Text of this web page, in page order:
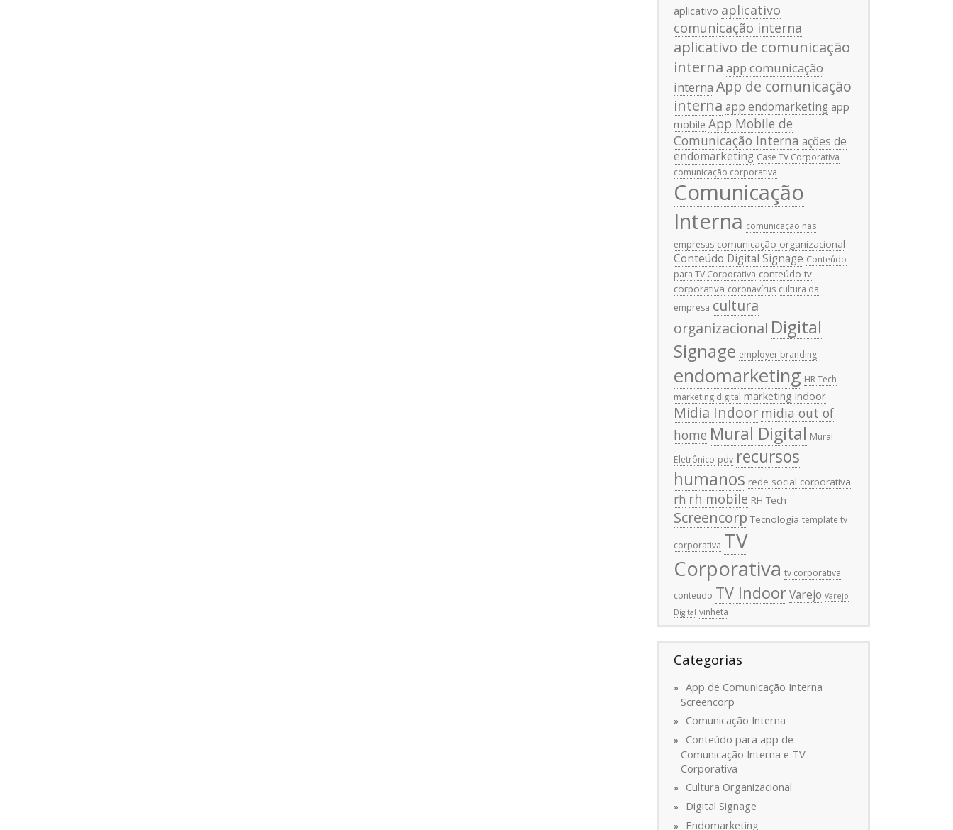
aplicativo aplicativo
comunicação interna
aplicativo de comunicação
interna app comunicação
interna App de comunicação
interna app endomarketing app
mobile App Mobile de
Comunicação Interna ações de
endomarketing Case TV Corporativa
comunicação corporativa
Comunicação
Interna comunicação nas
empresas comunicação organizacional
Conteúdo Digital Signage Conteúdo
para TV Corporativa conteúdo tv
corporativa coronavírus cultura da
empresa cultura
organizacional Digital
Signage employer branding
endomarketing HR Tech
marketing digital marketing indoor
Midia Indoor midia out of
home Mural Digital Mural
Eletrônico pdv recursos
humanos rede social corporativa
rh rh mobile RH Tech
Screencorp Tecnologia template tv
corporativa TV
Corporativa tv corporativa
conteudo TV IndoorVarejo Varejo
Digital vinheta
Categorias
App de Comunicação Interna
Screencorp
Comunicação Interna
Conteúdo para app de
Comunicação Interna e TV
Corporativa
Cultura Organizacional
Digital Signage
Endomarketing